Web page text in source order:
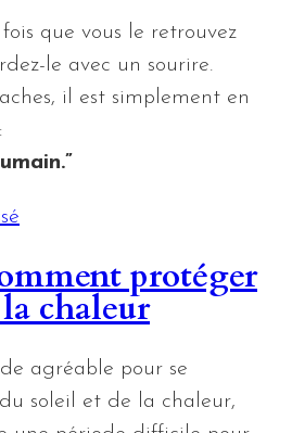
que vous le retrouvez
le avec un sourire.
il est simplement en
protéger
chaleur
agréable pour se
soleil et de la chaleur,